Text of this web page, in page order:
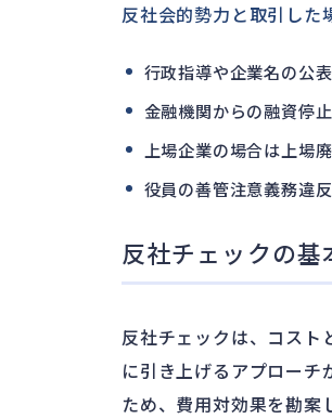
反社会的勢力と取引した
行政指導や企業名の公表
金融機関からの融資停止
上場企業の場合は上場
役員の善管注意義務違
反社チェックの基
反社チェックは、コスト
に引き上げるアプローチ
ため、費用対効果を勘案